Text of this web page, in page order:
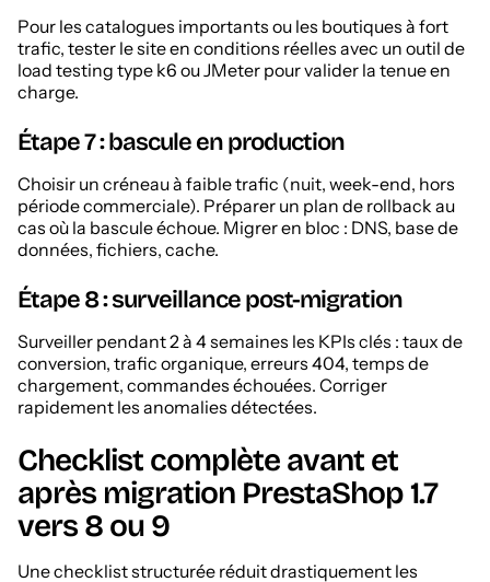
Pour les catalogues importants ou les boutiques à fort
trafic, tester le site en conditions réelles avec un outil de
load testing type k6 ou JMeter pour valider la tenue en
charge.
Étape 7 : bascule en production
Choisir un créneau à faible trafic (nuit, week-end, hors
période commerciale). Préparer un plan de rollback au
cas où la bascule échoue. Migrer en bloc : DNS, base de
données, fichiers, cache.
Étape 8 : surveillance post-migration
Surveiller pendant 2 à 4 semaines les KPIs clés : taux de
conversion, trafic organique, erreurs 404, temps de
chargement, commandes échouées. Corriger
rapidement les anomalies détectées.
Checklist complète avant et
après migration PrestaShop 1.7
vers 8 ou 9
Une checklist structurée réduit drastiquement les